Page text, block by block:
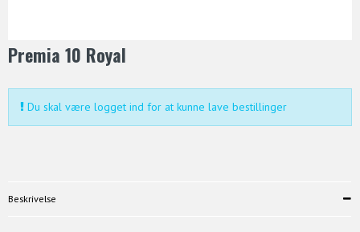
Premia 10 Royal
Du skal være logget ind for at kunne lave bestillinger
Beskrivelse